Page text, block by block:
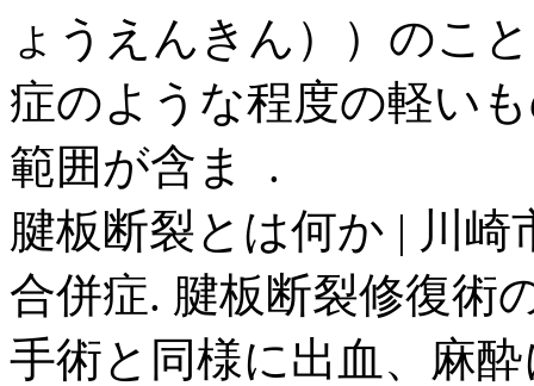
ょうえんきん））のこ
症のような程度の軽い
範囲が含ま .
腱板断裂とは何か | 川崎
合併症. 腱板断裂修復術
手術と同様に出血、麻